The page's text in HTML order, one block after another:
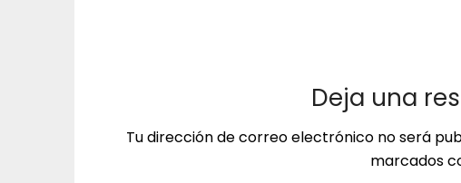
Deja una
Tu dirección de correo electrónico no será
marcados